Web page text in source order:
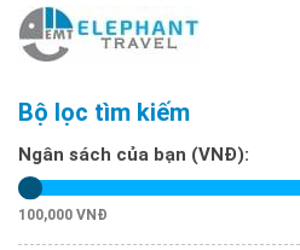
Bộ lọc tìm kiếm
Ngân sách của bạn (VNĐ):
100,000 VNĐ